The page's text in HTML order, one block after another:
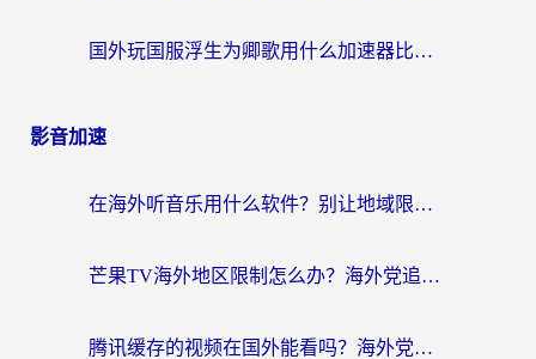
国外玩国服浮生为卿歌用什么加速器比较好？海外党亲测不踩坑指南
影音加速
在海外听音乐用什么软件？别让地域限制断了你的华语歌单
芒果TV海外地区限制怎么办？海外党追剧看片的实用加速器选择指南
腾讯缓存的视频在国外能看吗？海外党追剧看片的终极解决方案